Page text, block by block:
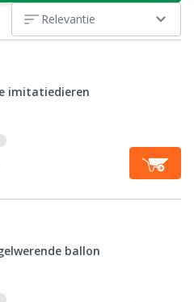
Relevantie
imitatiedieren
ballon